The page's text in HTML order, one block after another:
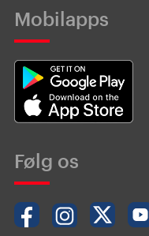
Mobilapps
Følg os